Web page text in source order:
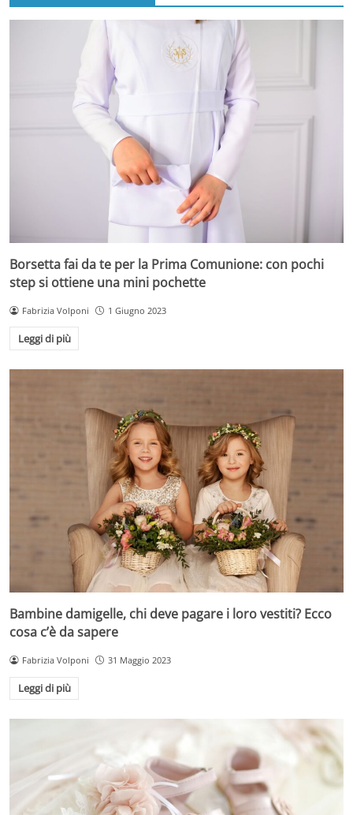
Borsetta fai da te per la Prima Comunione: con pochi
step si ottiene una mini pochette
Fabrizia Volponi 1 Giugno 2023
Leggi di più
Bambine damigelle, chi deve pagare i loro vestiti? Ecco
cosa c’è da sapere
Fabrizia Volponi 31 Maggio 2023
Leggi di più